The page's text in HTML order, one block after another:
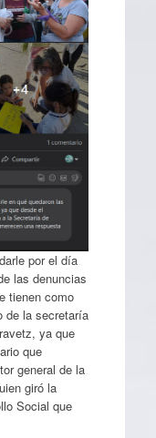
por el día
las denuncias
tienen como
de la secretaría
ya que
que
general de la
giró la
Social que